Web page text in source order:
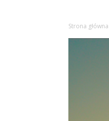
Strona główna